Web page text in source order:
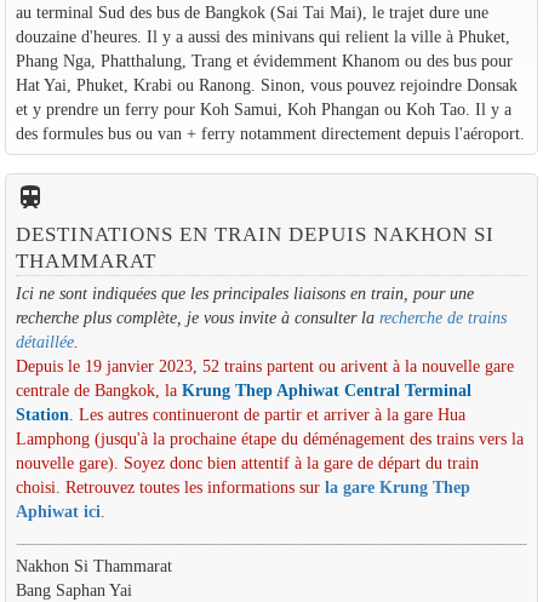
au terminal Sud des bus de Bangkok (Sai Tai Mai), le trajet dure une
douzaine d'heures. Il y a aussi des minivans qui relient la ville à Phuket,
Phang Nga, Phatthalung, Trang et évidemment Khanom ou des bus pour
Hat Yai, Phuket, Krabi ou Ranong. Sinon, vous pouvez rejoindre Donsak
et y prendre un ferry pour Koh Samui, Koh Phangan ou Koh Tao. Il y a
des formules bus ou van + ferry notamment directement depuis l'aéroport.
train
DESTINATIONS EN TRAIN DEPUIS NAKHON SI
THAMMARAT
Ici ne sont indiquées que les principales liaisons en train, pour une
recherche plus complète, je vous invite à consulter la recherche de trains
détaillée.
Depuis le 19 janvier 2023, 52 trains partent ou arivent à la nouvelle gare
centrale de Bangkok, la Krung Thep Aphiwat Central Terminal
Station . Les autres continueront de partir et arriver à la gare Hua
Lamphong (jusqu'à la prochaine étape du déménagement des trains vers la
nouvelle gare). Soyez donc bien attentif à la gare de départ du train
choisi. Retrouvez toutes les informations sur la gare Krung Thep
Aphiwat ici
Nakhon Si Thammarat
Bang Saphan Yai